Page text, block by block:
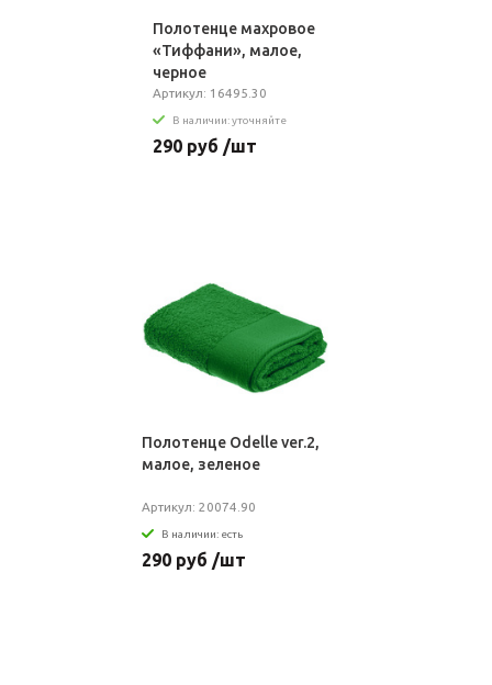
Полотенце махровое
«Тиффани», малое,
черное
Артикул: 16495.30
В наличии: уточняйте
290 руб /шт
Полотенце Odelle ver.2,
малое, зеленое
Артикул: 20074.90
В наличии: есть
290 руб /шт